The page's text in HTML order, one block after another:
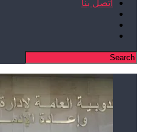
اتصل بنا